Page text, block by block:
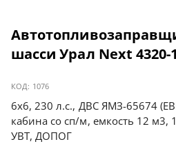
шасси Урал Next 4320-
КОД: 1076
6х6, 230 л.с., ДВС ЯМЗ-65674
кабина со сп/м, емкость 12 м3,
УВТ, ДОПОГ